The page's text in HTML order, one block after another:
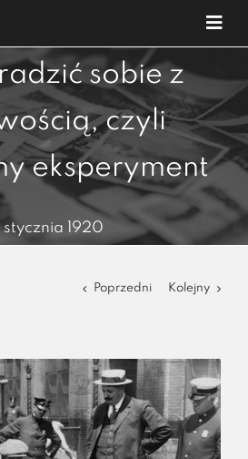
sobie z
czyli
eksperyment
stycznia 1920
Poprzedni Kolejny